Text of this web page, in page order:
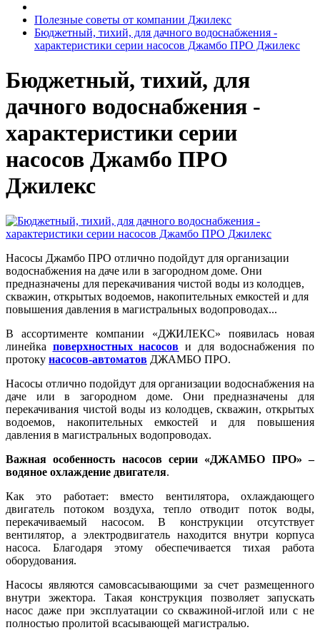
Полезные советы от компании Джилекс
Бюджетный, тихий, для дачного водоснабжения -
характеристики серии насосов Джамбо ПРО Джилекс
Бюджетный, тихий, для
дачного водоснабжения -
характеристики серии
насосов Джамбо ПРО
Джилекс
Насосы Джамбо ПРО отлично подойдут для организации
водоснабжения на даче или в загородном доме. Они
предназначены для перекачивания чистой воды из колодцев,
скважин, открытых водоемов, накопительных емкостей и для
повышения давления в магистральных водопроводах...
В ассортименте компании «ДЖИЛЕКС» появилась новая
линейка поверхностных насосов и для водоснабжения по
протоку насосов-автоматов ДЖАМБО ПРО.
Насосы отлично подойдут для организации водоснабжения на
даче или в загородном доме. Они предназначены для
перекачивания чистой воды из колодцев, скважин, открытых
водоемов, накопительных емкостей и для повышения
давления в магистральных водопроводах.
Важная особенность насосов серии «ДЖАМБО ПРО» –
водяное охлаждение двигателя.
Как это работает: вместо вентилятора, охлаждающего
двигатель потоком воздуха, тепло отводит поток воды,
перекачиваемый насосом. В конструкции отсутствует
вентилятор, а электродвигатель находится внутри корпуса
насоса. Благодаря этому обеспечивается тихая работа
оборудования.
Насосы являются самовсасывающими за счет размещенного
внутри эжектора. Такая конструкция позволяет запускать
насос даже при эксплуатации со скважиной-иглой или с не
полностью пролитой всасывающей магистралью.